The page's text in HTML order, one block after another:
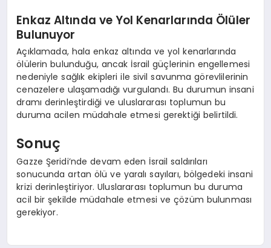
Enkaz Altında ve Yol Kenarlarında Ölüler
Bulunuyor
Açıklamada, hala enkaz altında ve yol kenarlarında
ölülerin bulunduğu, ancak İsrail güçlerinin engellemesi
nedeniyle sağlık ekipleri ile sivil savunma görevlilerinin
cenazelere ulaşamadığı vurgulandı. Bu durumun insani
dramı derinleştirdiği ve uluslararası toplumun bu
duruma acilen müdahale etmesi gerektiği belirtildi.
Sonuç
Gazze Şeridi’nde devam eden İsrail saldırıları
sonucunda artan ölü ve yaralı sayıları, bölgedeki insani
krizi derinleştiriyor. Uluslararası toplumun bu duruma
acil bir şekilde müdahale etmesi ve çözüm bulunması
gerekiyor.